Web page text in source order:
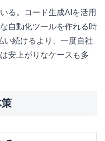
る。コード生成AIを活用
自動化ツールを作れる時
い続けるより、一度自社
安上がりなケースも多